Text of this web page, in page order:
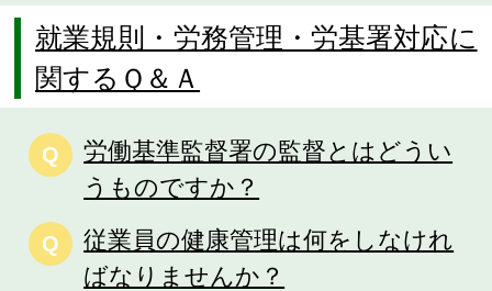
就業規則・労務管理・労基署対応に
関するＱ＆Ａ
Q
労働基準監督署の監督とはどうい
うものですか？
Q
従業員の健康管理は何をしなけれ
ばなりませんか？